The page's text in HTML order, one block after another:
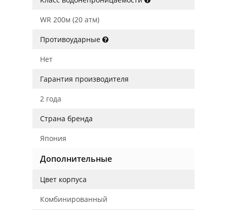
WR 200м (20 атм)
Противоударные
Нет
Гарантия производителя
2 года
Страна бренда
Япония
Дополнительные
Цвет корпуса
Комбинированный